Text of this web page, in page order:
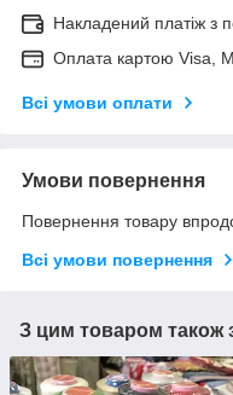
Накладений платіж з
Оплата картою Visa,
Всі умови оплати
Умови повернення
Повернення товару
Всі умови повернення
З цим товаром також